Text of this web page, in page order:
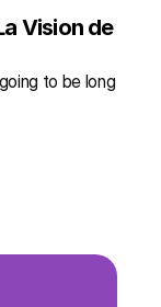
Vision de
to be long